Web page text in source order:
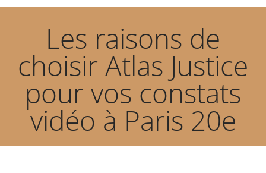
Les raisons de
choisir Atlas Justice
pour vos constats
vidéo à Paris 20e